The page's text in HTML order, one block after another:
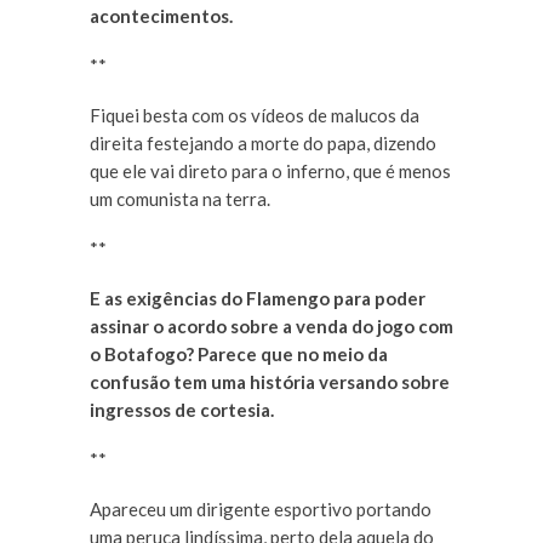
acontecimentos.
**
Fiquei besta com os vídeos de malucos da
direita festejando a morte do papa, dizendo
que ele vai direto para o inferno, que é menos
um comunista na terra.
**
E as exigências do Flamengo para poder
assinar o acordo sobre a venda do jogo com
o Botafogo? Parece que no meio da
confusão tem uma história versando sobre
ingressos de cortesia.
**
Apareceu um dirigente esportivo portando
uma peruca lindíssima, perto dela aquela do